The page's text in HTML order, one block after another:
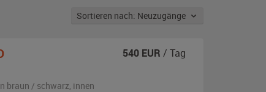
Sortieren nach: Neuzugänge
braun / schwarz, innen
540 EUR / Tag